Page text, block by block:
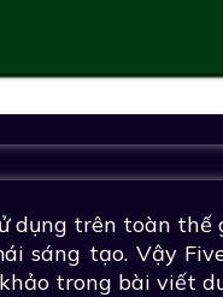
trên toàn thế
sáng tạo. Vậy
trong bài viết